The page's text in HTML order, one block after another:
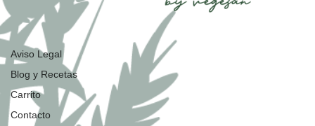
Aviso Legal
Blog y Recetas
Carrito
Contacto